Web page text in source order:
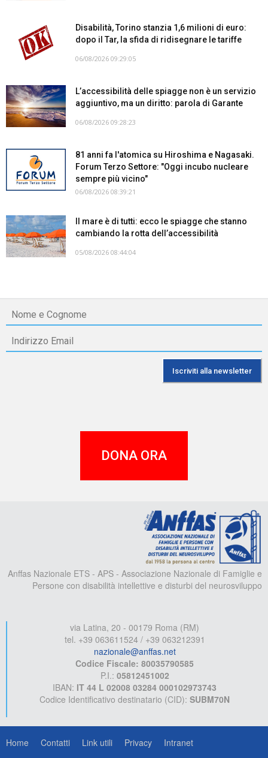
Disabilità, Torino stanzia 1,6 milioni di euro:
dopo il Tar, la sfida di ridisegnare le tariffe
06/08/2026 09:29:05
L’accessibilità delle spiagge non è un servizio
aggiuntivo, ma un diritto: parola di Garante
06/08/2026 09:28:23
81 anni fa l'atomica su Hiroshima e Nagasaki.
Forum Terzo Settore: "Oggi incubo nucleare
sempre più vicino"
06/08/2026 08:39:21
Il mare è di tutti: ecco le spiagge che stanno
cambiando la rotta dell’accessibilità
05/08/2026 08:44:04
DONA ORA
Anffas Nazionale ETS - APS - Associazione Nazionale di Famiglie e
Persone con disabilità intellettive e disturbi del neurosviluppo
via Latina, 20 - 00179 Roma (RM)
tel. +39 063611524 / +39 063212391
nazionale@anffas.net
Codice Fiscale: 80035790585
P.I.: 05812451002
IBAN: IT 44 L 02008 03284 000102973743
Codice Identificativo destinatario (CID): SUBM70N
Home Contatti Link utili Privacy Intranet